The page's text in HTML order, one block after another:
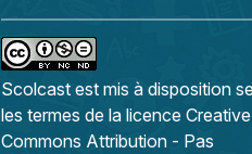
Scolcast est mis à disposition
les termes de la licence Creative
Commons Attribution - Pas